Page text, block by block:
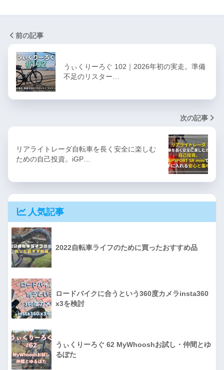
前の記事
うぃくりーろぐ 102｜2026年初の実走。準備
不足のリスター…
次の記事
リアライトレーダ自転車を長く安全に楽しむ
ための自己投資。iGP…
人気記事
2022自転車ライフのために買ったおすすめ品
ロードバイクに合うという360度カメラinsta360
x3を検討
うぃくりーろぐ 62 MyWhooshお試し・仲間とゆ
るぽた